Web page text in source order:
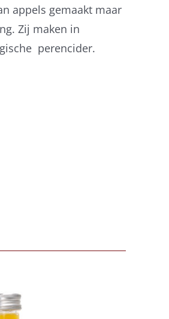
appels gemaakt maar
Zij maken in
perencider.